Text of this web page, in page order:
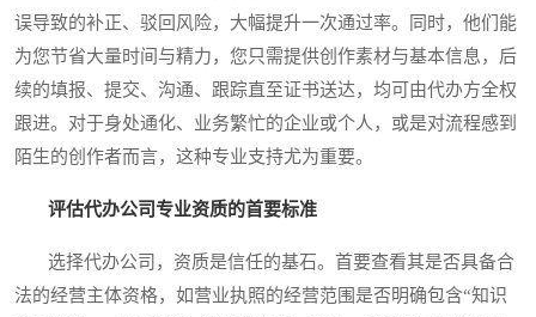
误导致的补正、驳回风险，大幅提升一次通过率。同时，他们能
为您节省大量时间与精力，您只需提供创作素材与基本信息，后
续的填报、提交、沟通、跟踪直至证书送达，均可由代办方全权
跟进。对于身处通化、业务繁忙的企业或个人，或是对流程感到
陌生的创作者而言，这种专业支持尤为重要。
评估代办公司专业资质的首要标准
选择代办公司，资质是信任的基石。首要查看其是否具备合
法的经营主体资格，如营业执照的经营范围是否明确包含“知识